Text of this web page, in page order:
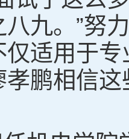
九。”努
适用于
鹏相信